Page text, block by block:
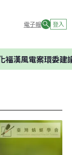
電子報 登入
案環委建議不應開發